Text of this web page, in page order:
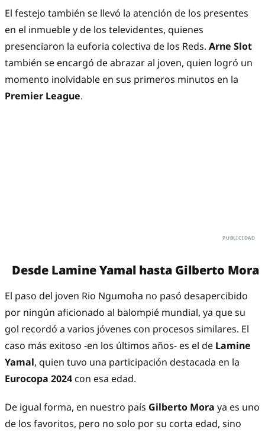
El festejo también se llevó la atención de los presentes
en el inmueble y de los televidentes, quienes
presenciaron la euforia colectiva de los Reds. Arne Slot
también se encargó de abrazar al joven, quien logró un
momento inolvidable en sus primeros minutos en la
Premier League.
Desde Lamine Yamal hasta Gilberto Mora
El paso del joven Rio Ngumoha no pasó desapercibido
por ningún aficionado al balompié mundial, ya que su
gol recordó a varios jóvenes con procesos similares. El
caso más exitoso -en los últimos años- es el de Lamine
Yamal, quien tuvo una participación destacada en la
Eurocopa 2024 con esa edad.
De igual forma, en nuestro país Gilberto Mora ya es uno
de los favoritos, pero no solo por su corta edad, sino